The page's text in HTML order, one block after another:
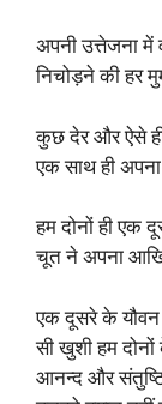
अपनी उत्तेजना में
निचोड़ने की हर
कुछ देर और ऐसे
एक साथ ही
हम दोनों ही
चूत ने अपना
एक दूसरे के
सी खुशी हम
आनन्द और